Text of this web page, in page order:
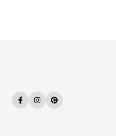
Facebook
InstagramPinterest